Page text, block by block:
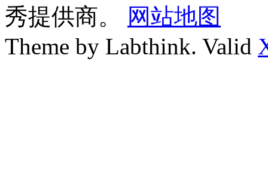
秀提供商。
网站地图
Theme by Labthink. Valid